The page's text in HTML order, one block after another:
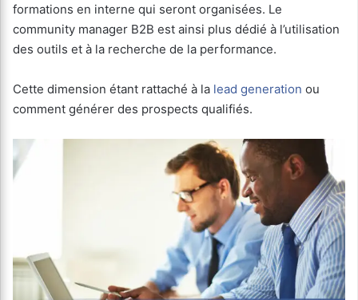
formations en interne qui seront organisées. Le
community manager B2B est ainsi plus dédié à l’utilisation
des outils et à la recherche de la performance.
Cette dimension étant rattaché à la lead generation ou
comment générer des prospects qualifiés.